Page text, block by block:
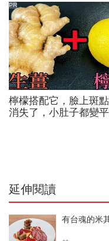
出事：根本把投資人
檸檬搭配它，臉上斑
消失了，小肚子都變
PR
延伸閱讀
有台魂的米